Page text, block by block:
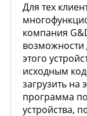
Для тех
компания
возможности
этого
исходным
загрузить на
программа
устройства,